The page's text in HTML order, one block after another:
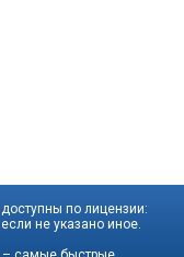
по лицензии:
, если не указано иное.